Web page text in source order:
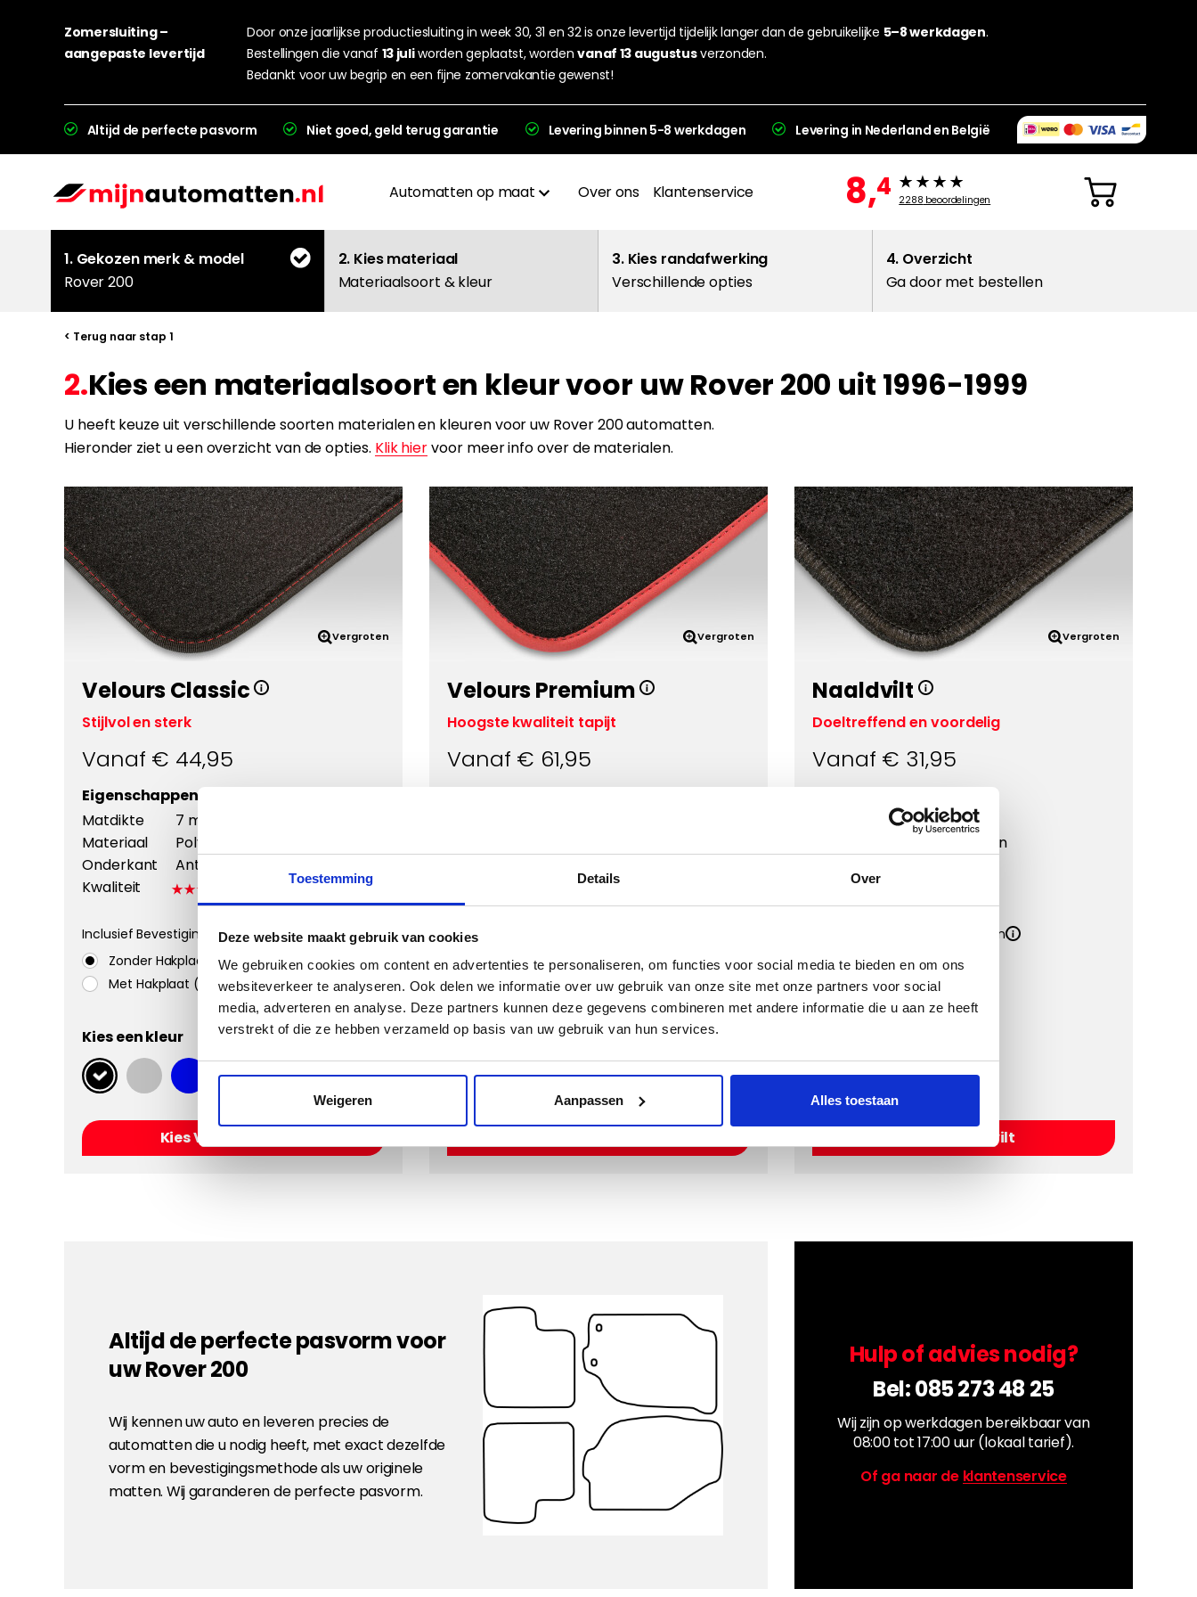
Toestemming Details Over
Deze website maakt gebruik van cookies
We gebruiken cookies om content en advertenties te personaliseren, om functies voor social media te bieden en om ons
websiteverkeer te analyseren. Ook delen we informatie over uw gebruik van onze site met onze partners voor social
media, adverteren en analyse. Deze partners kunnen deze gegevens combineren met andere informatie die u aan ze heeft
verstrekt of die ze hebben verzameld op basis van uw gebruik van hun services.
Weigeren Aanpassen Alles toestaan
Zomersluiting –
aangepaste levertijd
Door onze jaarlijkse productiesluiting in week 30, 31 en 32 is onze levertijd tijdelijk langer dan de gebruikelijke 5–8 werkdagen.
Bestellingen die vanaf 13 juliworden geplaatst, wordenvanaf 13 augustusverzonden.
Bedankt voor uw begrip en een fijne zomervakantie gewenst!
Altijd de perfecte pasvorm Niet goed, geld terug garantie Levering binnen 5-8 werkdagen Levering in Nederland en België
Automatten op maat
Afwerkingen
Levering en garantie
Over ons Klantenservice 8,4 2288 beoordelingen
1. Gekozen merk & model
Rover 200
2. Kies materiaal
Materiaalsoort & kleur
3. Kies randafwerking
Verschillende opties
4. Overzicht
Ga door met bestellen
< Terug naar stap 1
2.Kies een materiaalsoort en kleur voor uw Rover 200 uit 1996-1999
U heeft keuze uit verschillende soorten materialen en kleuren voor uw Rover 200 automatten.
Hieronder ziet u een overzicht van de opties. Klik hiervoor meer info over de materialen.
Vergroten
Velours Classic
Stijlvol en sterk
Vanaf € 44,95
Eigenschappen:
Matdikte
7 mm
Materiaal
Polyamide
Onderkant
Antislip +
Kwaliteit
Inclusief Bevestigingssystemen
Zonder Hakplaat
Met Hakplaat (aanbevolen)
Kies een kleur
Kies Velours Classic
Vergroten
Velours Premium
Hoogste kwaliteit tapijt
Vanaf € 61,95
Inclusief Bevestigingssystemen
Kies een kleur
Vergroten
Naaldvilt
Doeltreffend en voordelig
Vanaf € 31,95
4 mm
Polypropyleen
Kwaliteit
Inclusief Bevestigingssystemen
Inclusief Hakplaat
Kies een kleur
Kies Naaldvilt
Altijd de perfecte pasvorm voor
uw Rover 200
Wij kennen uw auto en leveren precies de
automatten die u nodig heeft, met exact dezelfde
vorm en bevestigingsmethode als uw originele
matten. Wij garanderen de perfecte pasvorm.
Hulp of advies nodig?
Bel:085 273 48 25
Wij zijn op werkdagen bereikbaar van
08:00 tot 17:00 uur (lokaal tarief).
Of ga naar de klantenservice